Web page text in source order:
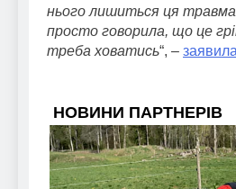
нього лишиться ця
просто говорила, що це
треба ховатись“, –